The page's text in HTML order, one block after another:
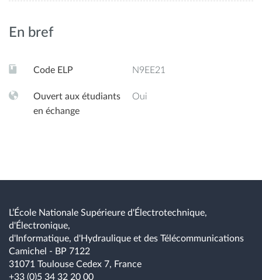
En bref
Code ELP N9EE21
Ouvert aux étudiants
en échange
Oui
L’École Nationale Supérieure d'Électrotechnique,
d'Électronique,
d'Informatique, d'Hydraulique et des Télécommunications
Camichel - BP 7122
31071 Toulouse Cedex 7, France
+33 (0)5 34 32 20 00